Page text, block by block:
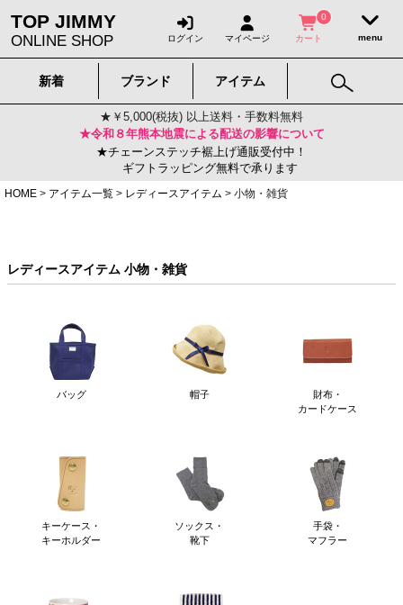
TOP JIMMY
ONLINE SHOP ログイン マイページ
0
カート
新着 ブランド アイテム
★￥5,000(税抜) 以上送料・手数料無料
★令和８年熊本地震による配送の影響について
★チェーンステッチ裾上げ通販受付中！
ギフトラッピング無料で承ります
HOME
アイテム一覧 レディースアイテム 小物・雑貨
レディースアイテム 小物・雑貨
バッグ 帽子
財布・
カードケース
キーケース・
キーホルダー
ソックス・
靴下
手袋・
マフラー